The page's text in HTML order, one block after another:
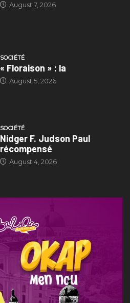
August 7, 2026
SOCIÉTÉ
« Floraison » : la
August 5, 2026
SOCIÉTÉ
Nidger F. Judson Paul
récompensé
August 4, 2026